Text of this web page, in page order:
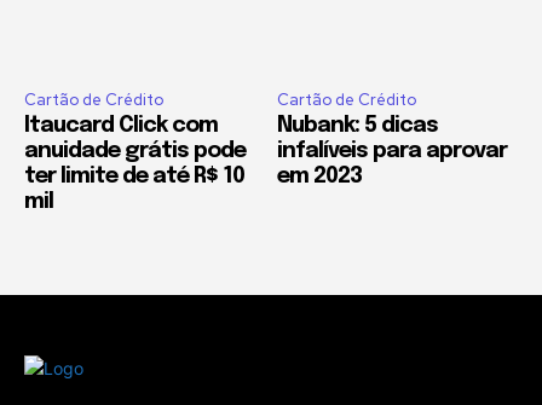
Cartão de Crédito
Itaucard Click com
anuidade grátis pode
ter limite de até R$ 10
mil
Cartão de Crédito
Nubank: 5 dicas
infalíveis para aprovar
em 2023